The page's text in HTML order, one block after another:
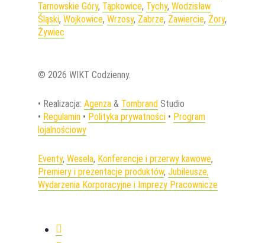
Tarnowskie Góry, Tąpkowice, Tychy, Wodzisław
Śląski, Wojkowice, Wrzosy, Zabrze, Zawiercie, Żory,
Żywiec
© 2026 WIKT Codzienny.
• Realizacja: Agenza & Tombrand Studio
• Regulamin • Polityka prywatności • Program
lojalnościowy
Eventy, Wesela, Konferencje i przerwy kawowe,
Premiery i prezentacje produktów, Jubileusze,
Wydarzenia Korporacyjne i Imprezy Pracownicze
facebook